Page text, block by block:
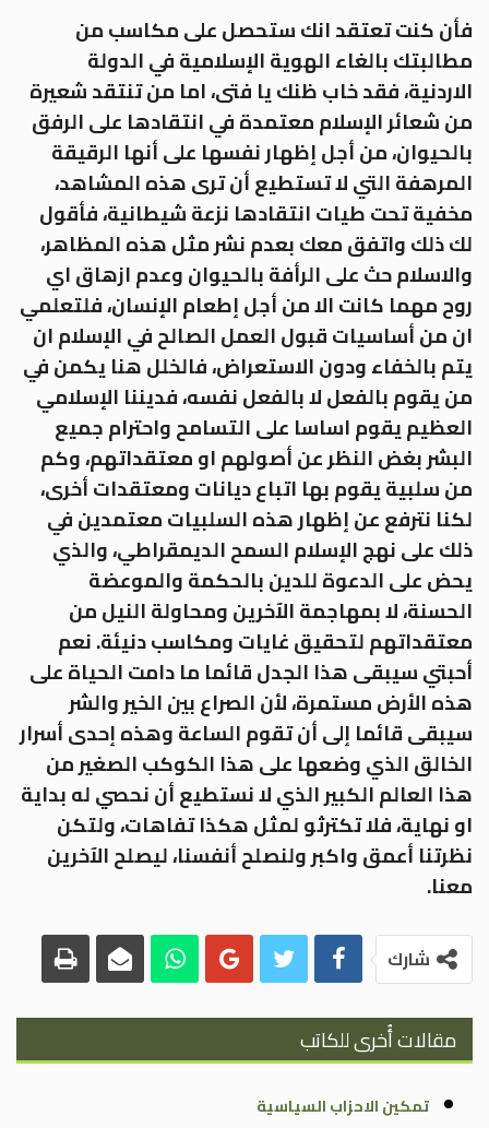
فأن كنت تعتقد انك ستحصل على مكاسب من
مطالبتك بالغاء الهوية الإسلامية في الدولة
الاردنية، فقد خاب ظنك يا فتى، اما من تنتقد شعيرة
من شعائر الإسلام معتمدة في انتقادها على الرفق
بالحيوان، من أجل إظهار نفسها على أنها الرقيقة
المرهفة التي لا تستطيع أن ترى هذه المشاهد،
مخفية تحت طيات انتقادها نزعة شيطانية، فأقول
لك ذلك واتفق معك بعدم نشر مثل هذه المظاهر،
والاسلام حث على الرأفة بالحيوان وعدم ازهاق اي
روح مهما كانت الا من أجل إطعام الإنسان، فلتعلمي
ان من أساسيات قبول العمل الصالح في الإسلام ان
يتم بالخفاء ودون الاستعراض، فالخلل هنا يكمن في
من يقوم بالفعل لا بالفعل نفسه، فديننا الإسلامي
العظيم يقوم اساسا على التسامح واحترام جميع
البشر بغض النظر عن أصولهم او معتقداتهم، وكم
من سلبية يقوم بها اتباع ديانات ومعتقدات أخرى،
لكنا نترفع عن إظهار هذه السلبيات معتمدين في
ذلك على نهج الإسلام السمح الديمقراطي، والذي
يحض على الدعوة للدين بالحكمة والموعضة
الحسنة، لا بمهاجمة الآخرين ومحاولة النيل من
معتقداتهم لتحقيق غايات ومكاسب دنيئة. نعم
أحبتي سيبقى هذا الجدل قائما ما دامت الحياة على
هذه الأرض مستمرة، لأن الصراع بين الخير والشر
سيبقى قائما إلى أن تقوم الساعة وهذه إحدى أسرار
الخالق الذي وضعها على هذا الكوكب الصغير من
هذا العالم الكبير الذي لا نستطيع أن نحصي له بداية
او نهاية، فلا تكترثو لمثل هكذا تفاهات، ولتكن
نظرتنا أعمق واكبر ولنصلح أنفسنا، ليصلح الآخرين
معنا.
شارك
مقالات أُخرى للكاتب
تمكين الاحزاب السياسية